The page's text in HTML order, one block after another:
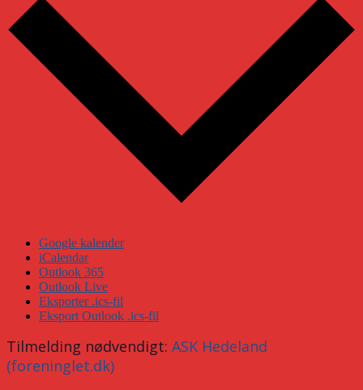
Google kalender
iCalendar
Outlook 365
Outlook Live
Eksporter .ics-fil
Eksport Outlook .ics-fil
Tilmelding nødvendigt: ASK Hedeland
(foreninglet.dk)